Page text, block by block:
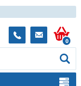
0